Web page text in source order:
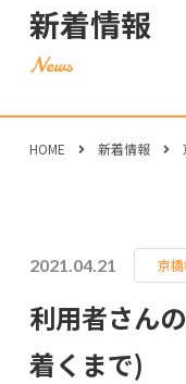
新着情報
HOME 新着情報
2021.04.21 京
利用者さん
着くまで)